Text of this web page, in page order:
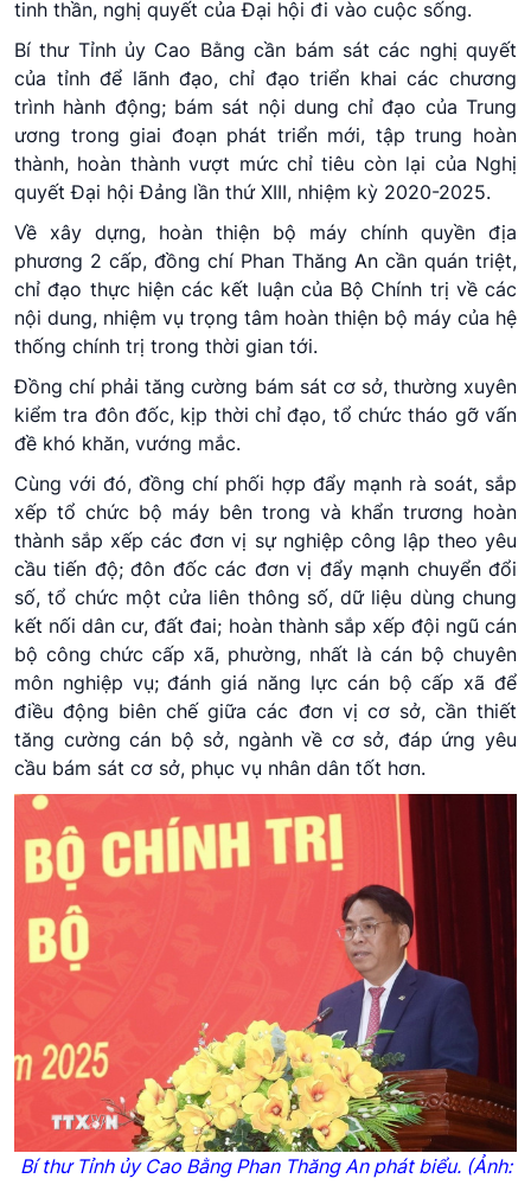
tinh thần, nghị quyết của Đại hội đi vào cuộc sống.
Bí thư Tỉnh ủy Cao Bằng cần bám sát các nghị quyết
của tỉnh để lãnh đạo, chỉ đạo triển khai các chương
trình hành động; bám sát nội dung chỉ đạo của Trung
ương trong giai đoạn phát triển mới, tập trung hoàn
thành, hoàn thành vượt mức chỉ tiêu còn lại của Nghị
quyết Đại hội Đảng lần thứ XIII, nhiệm kỳ 2020-2025.
Về xây dựng, hoàn thiện bộ máy chính quyền địa
phương 2 cấp, đồng chí Phan Thăng An cần quán triệt,
chỉ đạo thực hiện các kết luận của Bộ Chính trị về các
nội dung, nhiệm vụ trọng tâm hoàn thiện bộ máy của hệ
thống chính trị trong thời gian tới.
Đồng chí phải tăng cường bám sát cơ sở, thường xuyên
kiểm tra đôn đốc, kịp thời chỉ đạo, tổ chức tháo gỡ vấn
đề khó khăn, vướng mắc.
Cùng với đó, đồng chí phối hợp đẩy mạnh rà soát, sắp
xếp tổ chức bộ máy bên trong và khẩn trương hoàn
thành sắp xếp các đơn vị sự nghiệp công lập theo yêu
cầu tiến độ; đôn đốc các đơn vị đẩy mạnh chuyển đổi
số, tổ chức một cửa liên thông số, dữ liệu dùng chung
kết nối dân cư, đất đai; hoàn thành sắp xếp đội ngũ cán
bộ công chức cấp xã, phường, nhất là cán bộ chuyên
môn nghiệp vụ; đánh giá năng lực cán bộ cấp xã để
điều động biên chế giữa các đơn vị cơ sở, cần thiết
tăng cường cán bộ sở, ngành về cơ sở, đáp ứng yêu
cầu bám sát cơ sở, phục vụ nhân dân tốt hơn.
Bí thư Tỉnh ủyCao Bằng PhanThăng An phát biểu. (Ảnh: